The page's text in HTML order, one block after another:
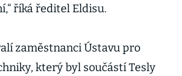
říká ředitel Eldisu.
zaměstnanci Ústavu pro
který byl součástí Tesly